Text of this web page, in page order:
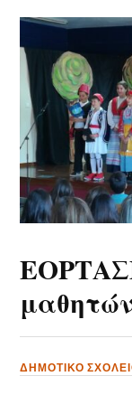
ΔΗΜΟΤΙΚΟ